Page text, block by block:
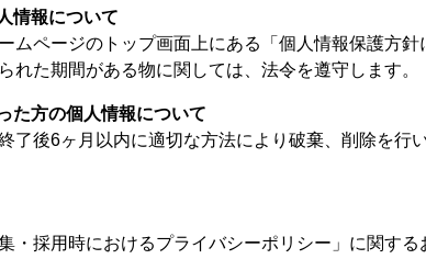
情報について
ムページのトップ画面上にある「個人情報保護方
れた期間がある物に関しては、法令を遵守します。
た方の個人情報について
了後6ヶ月以内に適切な方法により破棄、削除を行い
・採用時におけるプライバシーポリシー」に関す